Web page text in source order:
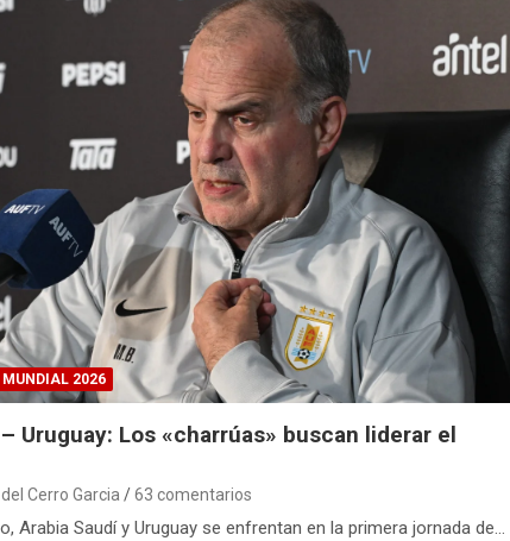
MUNDIAL 2026
Uruguay: Los «charrúas» buscan liderar el
Cerro Garcia 63 comentarios
Arabia Saudí y Uruguay se enfrentan en la primera jornada de…